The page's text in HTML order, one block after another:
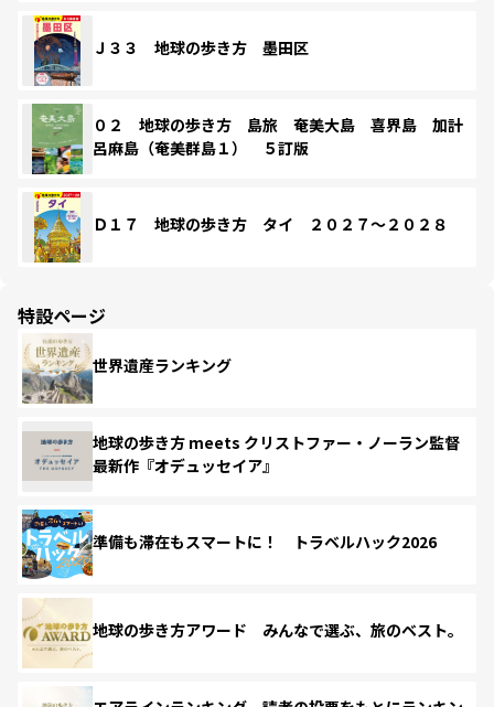
Ｊ３３ 地球の歩き方 墨田区
０２ 地球の歩き方 島旅 奄美大島 喜界島 加計
呂麻島（奄美群島１） ５訂版
Ｄ１７ 地球の歩き方 タイ ２０２７～２０２８
特設ページ
世界遺産ランキング
地球の歩き方 meets クリストファー・ノーラン監督
最新作『オデュッセイア』
準備も滞在もスマートに！ トラベルハック2026
地球の歩き方アワード みんなで選ぶ、旅のベスト。